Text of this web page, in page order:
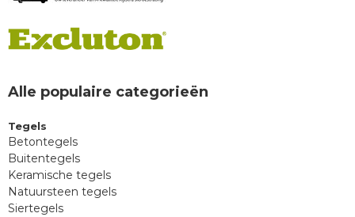
Alle populaire categorieën
Tegels
Betontegels
Buitentegels
Keramische tegels
Natuursteen tegels
Siertegels